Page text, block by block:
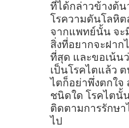
ที่ได้กล่าวข้างต้น
โรความดันโลหิต
จากแพทย์นั้น จะ
สิ่งที่อยากจะฝาก
ที่สุด และขอเน้นว่
เป็นโรคไตแล้ว
ไตก็อย่าพึ่งตกใ
ชนิดใด โรคไตนั้
ติดตามการรักษา
ไป